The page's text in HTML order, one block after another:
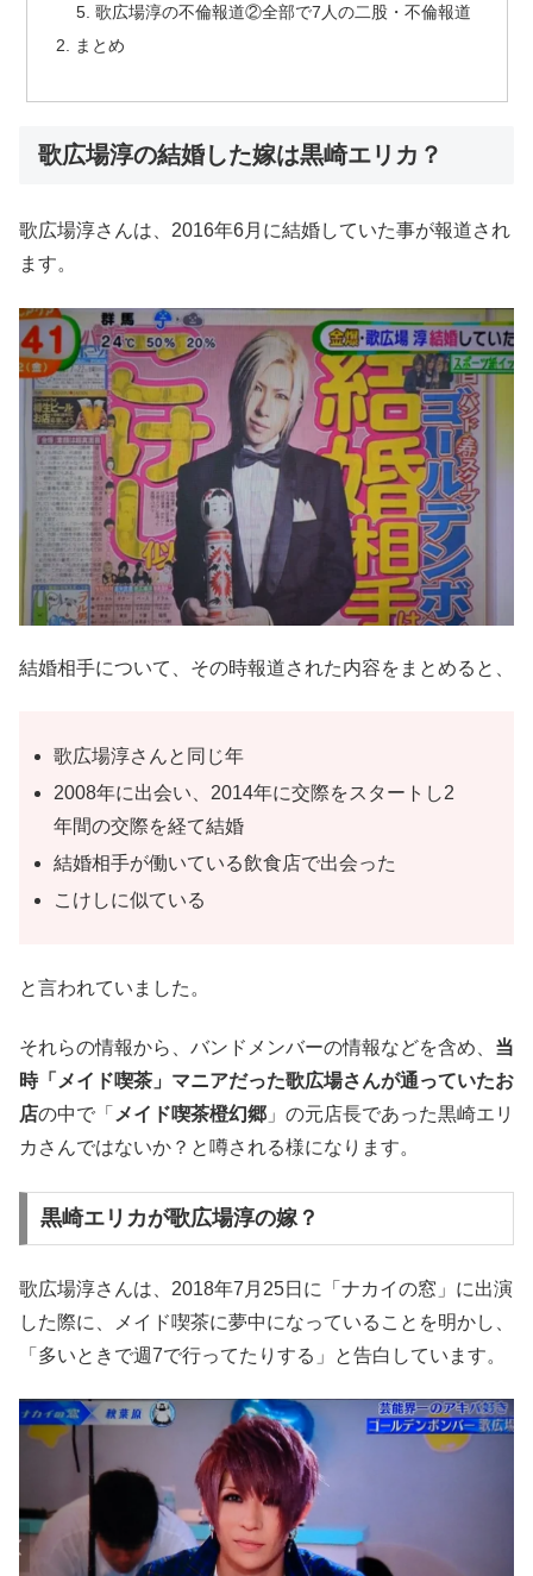
歌広場淳の不倫報道②全部で7人の二股・不倫報道
まとめ
歌広場淳の結婚した嫁は黒崎エリカ？
歌広場淳さんは、2016年6月に結婚していた事が報道され
ます。
結婚相手について、その時報道された内容をまとめると、
歌広場淳さんと同じ年
2008年に出会い、2014年に交際をスタートし2
年間の交際を経て結婚
結婚相手が働いている飲食店で出会った
こけしに似ている
と言われていました。
それらの情報から、バンドメンバーの情報などを含め、 当
時「メイド喫茶」マニアだった歌広場さんが通っていたお
店の中で「 メイド喫茶橙幻郷 」の元店長であった黒崎エリ
カさんではないか？と噂される様になります。
黒崎エリカが歌広場淳の嫁？
歌広場淳さんは、2018年7月25日に「ナカイの窓」に出演
した際に、メイド喫茶に夢中になっていることを明かし、
「多いときで週7で行ってたりする」と告白しています。